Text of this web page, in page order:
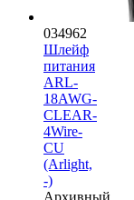
034962
Шлейф
питания
ARL-
18AWG-
CLEAR-
4Wire-
CU
(Arlight,
-)
Архивный